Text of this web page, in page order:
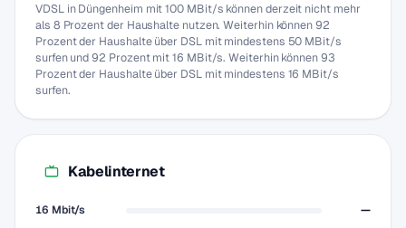
VDSL in Düngenheim mit 100 MBit/s können derzeit nicht mehr
als 8 Prozent der Haushalte nutzen. Weiterhin können 92
Prozent der Haushalte über DSL mit mindestens 50 MBit/s
surfen und 92 Prozent mit 16 MBit/s. Weiterhin können 93
Prozent der Haushalte über DSL mit mindestens 16 MBit/s
surfen.
Kabelinternet
16 Mbit/s
—